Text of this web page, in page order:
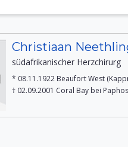
Christiaan
südafrikanischer Herzchirurg
* 08.11.1922 Beaufort West
† 02.09.2001 Coral Bay bei